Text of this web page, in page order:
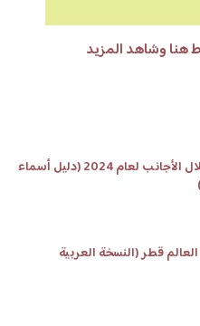
وشاهد المزيد
أسماء لاعبين الهلال الأجانب لعام 2024 (دليل أسماء
قطر (النسخة العربية